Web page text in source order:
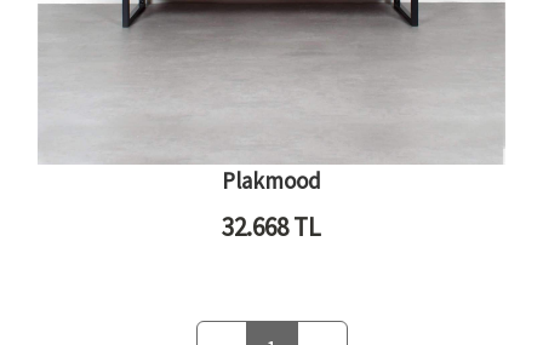
Plakmood
32.668TL